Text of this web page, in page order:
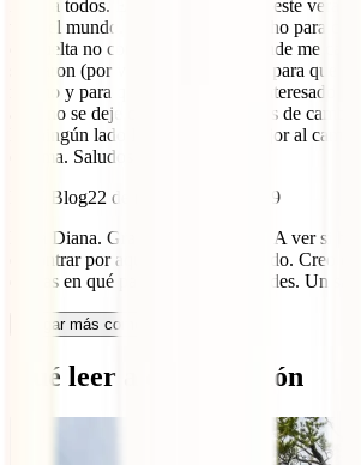
Hola a todos. Estuve en Sri Lanka este
todo el mundo. Sin duda. Aprovecho para
de vuelta no consigo encontrar dónde me
sobraron (por valor de 140 euros), para que lo
mismo y para que sí alguien está interesado
aquí no se deje comisiones en casas de
En ningún lado lo encontraréis mejor al
encima. Saludos a todos.
IATI Blog22 de noviembre de 2019
Hola Diana. Gracias por tu aporte. A ver si
encontrar por aquí alguien interesado. Creo
dijeras en qué parte de España resides. Un
Cargar más comentarios
Qué leer a continuación